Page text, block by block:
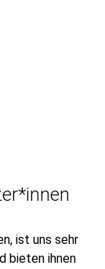
ist uns sehr
bieten ihnen